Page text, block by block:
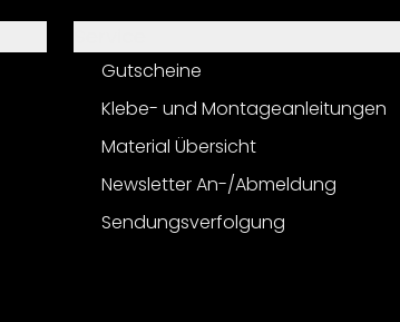
Gutscheine
Klebe- und Montageanleitungen
Material Übersicht
Newsletter An-/Abmeldung
Sendungsverfolgung